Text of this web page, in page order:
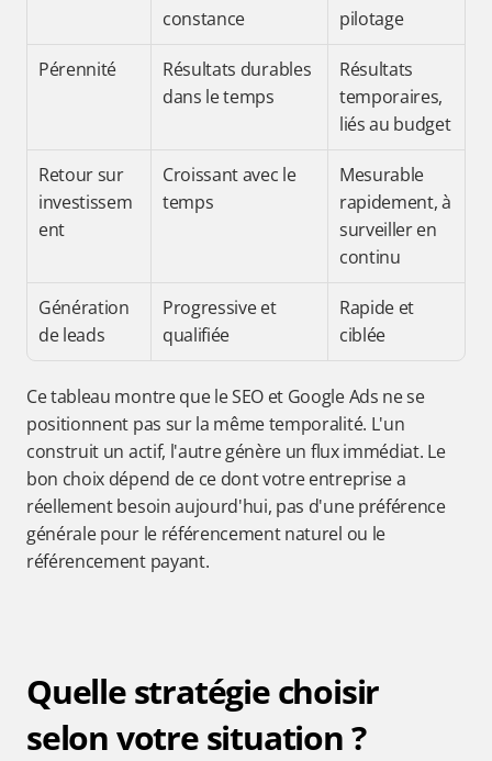
constance
pilotage
Pérennité
Résultats durables
dans le temps
Résultats
temporaires,
liés au budget
Retour sur
investissem
ent
Croissant avec le
temps
Mesurable
rapidement, à
surveiller en
continu
Génération
de leads
Progressive et
qualifiée
Rapide et
ciblée
Ce tableau montre que le SEO et Google Ads ne se
positionnent pas sur la même temporalité. L'un
construit un actif, l'autre génère un flux immédiat. Le
bon choix dépend de ce dont votre entreprise a
réellement besoin aujourd'hui, pas d'une préférence
générale pour le référencement naturel ou le
référencement payant.
Quelle stratégie choisir
selon votre situation ?